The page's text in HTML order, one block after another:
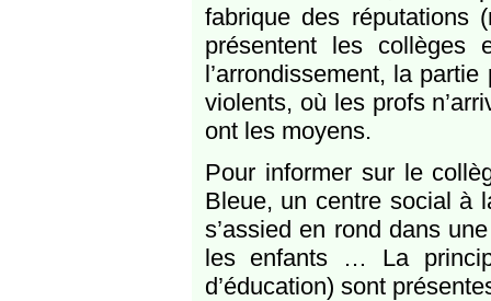
fabrique des réputations
présentent les collèges
l’arrondissement, la
violents, où les profs
ont les moyens.
Pour informer sur le
Bleue, un centre social à
s’assied en rond dans
les enfants … La
d’éducation) sont